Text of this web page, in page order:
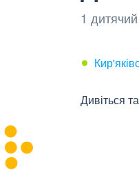
1
Дивіться